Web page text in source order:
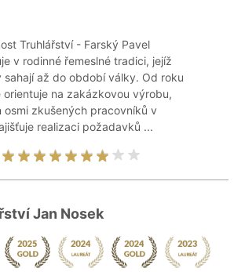
Truhlářství - Farský Pavel
v rodinné řemeslné tradici, jejíž
sahají až do období války. Od roku
orientuje na zakázkovou výrobu,
osmi zkušených pracovníků v
realizaci požadavků ...
Jan Nosek